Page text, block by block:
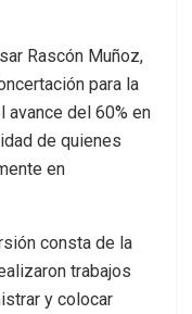
Rascón Muñoz,
para la
avance del 60% en
de quienes
en
consta de la
trabajos
y colocar